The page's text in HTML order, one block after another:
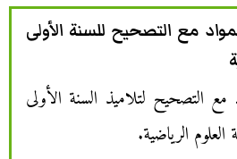
مع التصحيح للسنة الأولى
التصحيح لتلاميذ السنة الأولى
الرياضية.